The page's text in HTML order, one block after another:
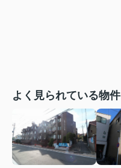
よく見られている物件